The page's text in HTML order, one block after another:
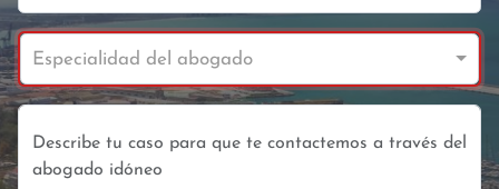
Especialidad del abogado